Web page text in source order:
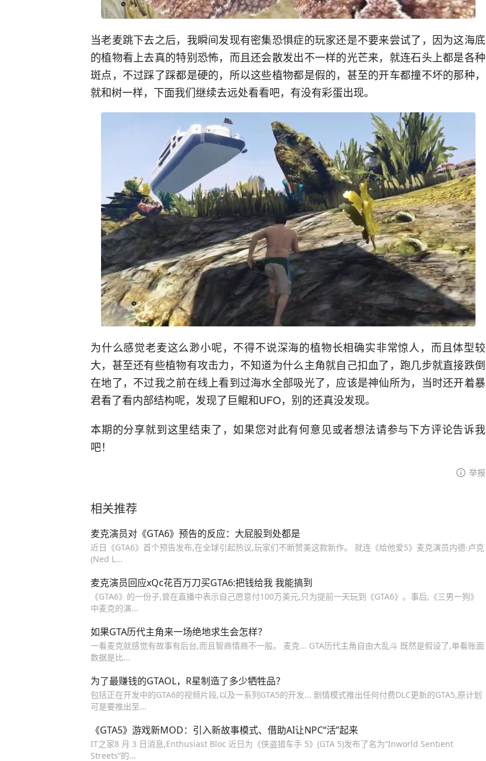
当老麦跳下去之后，我瞬间发现有密集恐惧症的玩家还是不要来尝试了，因为这海底
的植物看上去真的特别恐怖，而且还会散发出不一样的光芒来，就连石头上都是各种
斑点，不过踩了踩都是硬的，所以这些植物都是假的，甚至的开车都撞不坏的那种，
就和树一样，下面我们继续去远处看看吧，有没有彩蛋出现。
为什么感觉老麦这么渺小呢，不得不说深海的植物长相确实非常惊人，而且体型较
大，甚至还有些植物有攻击力，不知道为什么主角就自己扣血了，跑几步就直接跌倒
在地了，不过我之前在线上看到过海水全部吸光了，应该是神仙所为，当时还开着暴
君看了看内部结构呢，发现了巨鲲和UFO，别的还真没发现。
本期的分享就到这里结束了，如果您对此有何意见或者想法请参与下方评论告诉我
吧！
举报
相关推荐
麦克演员对《GTA6》预告的反应：大屁股到处都是
近日《GTA6》首个预告发布,在全球引起热议,玩家们不断赞美这款新作。 就连《给他爱5》麦克演员内德·卢克
(Ned L...
麦克演员回应xQc花百万刀买GTA6:把钱给我 我能搞到
《GTA6》的一份子,曾在直播中表示自己愿意付100万美元,只为提前一天玩到《GTA6》。事后,《三男一狗》
中麦克的演...
如果GTA历代主角来一场绝地求生会怎样？
一看麦克就感觉有故事有后台,而且智商情商不一般。 麦克... GTA历代主角自由大乱斗 既然是假设了,单看账面
数据是比...
为了最赚钱的GTAOL，R星制造了多少牺牲品？
包括正在开发中的GTA6的视频片段,以及一系列GTA5的开发... 剧情模式推出任何付费DLC更新的GTA5,原计划
可是要推出至...
《GTA5》游戏新MOD：引入新故事模式、借助AI让NPC“活”起来
IT之家8 月 3 日消息,Enthusiast Bloc 近日为《侠盗猎车手 5》(GTA 5)发布了名为“Inworld Sentient
Streets”的...